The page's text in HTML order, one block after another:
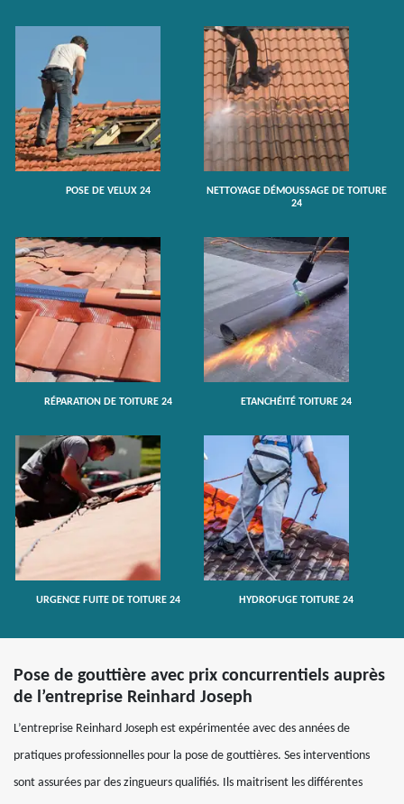
POSE DE VELUX 24
NETTOYAGE DÉMOUSSAGE DE TOITURE
24
RÉPARATION DE TOITURE 24 ETANCHÉITÉ TOITURE 24
URGENCE FUITE DE TOITURE 24 HYDROFUGE TOITURE 24
Pose de gouttière avec prix concurrentiels auprès
de l’entreprise Reinhard Joseph
L’entreprise Reinhard Joseph est expérimentée avec des années de
pratiques professionnelles pour la pose de gouttières. Ses interventions
sont assurées par des zingueurs qualifiés. Ils maitrisent les différentes